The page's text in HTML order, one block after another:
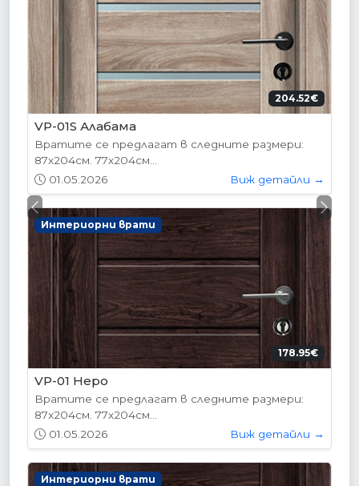
204.52€
VP-01S Алабама
Вратите се предлагат в следните размери:
87х204см. 77х204см...
01.05.2026
Виж детайли →
Интериорни врати
178.95€
VP-01 Hepo
Вратите се предлагат в следните размери:
87х204см. 77х204см...
01.05.2026
Виж детайли →
Интериорни врати
Previous Next